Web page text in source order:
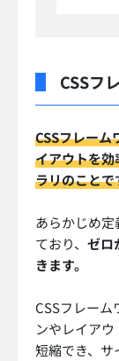
CSSフ
CSSフレー
イアウトを
ラリのことで
あらかじめ
ており、 ゼロ
きます。
CSSフレー
ンやレイア
短縮でき、サ